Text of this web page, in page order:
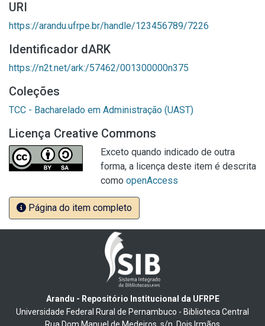
URI
https://arandu.ufrpe.br/handle/123456789/7226
Identificador dARK
https://n2t.net/ark:/57462/001300000n375
Coleções
TCC - Bacharelado em Administração (UAST)
Licença Creative Commons
Exceto quando indicado de outra
forma, a licença deste item é descrita
como openAccess
Página do item completo
Arandu - Repositório Institucional da UFRPE
Universidade Federal Rural de Pernambuco - Biblioteca Central
Rua Dom Manuel de Medeiros, s/n, Dois Irmãos